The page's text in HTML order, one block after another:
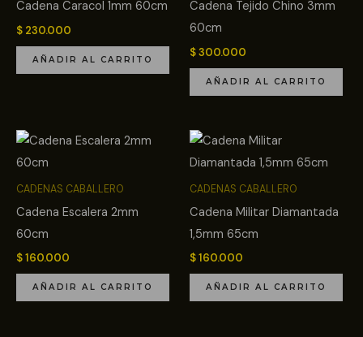
Cadena Caracol 1mm 60cm
$ 230.000
AÑADIR AL CARRITO
Cadena Tejido Chino 3mm
60cm
$300.000
AÑADIR AL CARRITO
CADENAS CABALLERO
Cadena Escalera 2mm
60cm
$160.000
AÑADIR AL CARRITO
CADENAS CABALLERO
Cadena Militar Diamantada
1,5mm 65cm
$160.000
AÑADIR AL CARRITO